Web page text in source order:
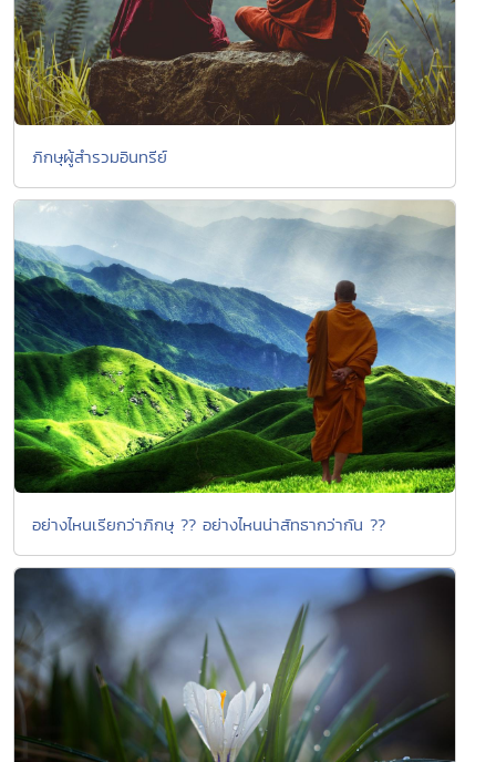
ภิกษุผู้สำรวมอินทรีย์
อย่างไหนเรียกว่าภิกษุ ?? อย่างไหนน่าสัทธากว่ากัน ??